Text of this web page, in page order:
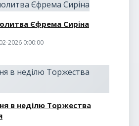
Єфрема Сиріна
2026 0:00:00
в неділю Торжества